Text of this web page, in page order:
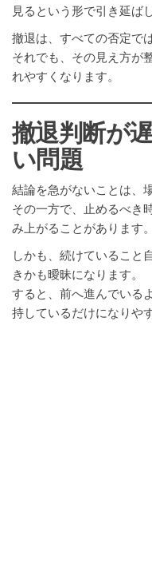
見るという形で引き延ば
撤退は、すべての否定で
それでも、その見え方が
れやすくなります。
撤退判断が
い問題
結論を急がないことは、
その一方で、止めるべき
み上がることがあります。
しかも、続けていること
きかも曖昧になります。
すると、前へ進んでいる
持しているだけになりや